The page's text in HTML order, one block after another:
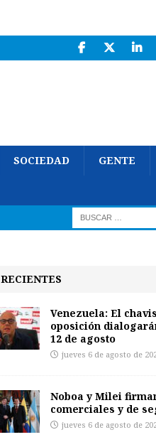
SOCIEDAD GENTE
RECIENTES
Venezuela: El
oposición
12 de agosto
jueves 6 de agosto de
Noboa y Milei
comerciales y de
jueves 6 de agosto de